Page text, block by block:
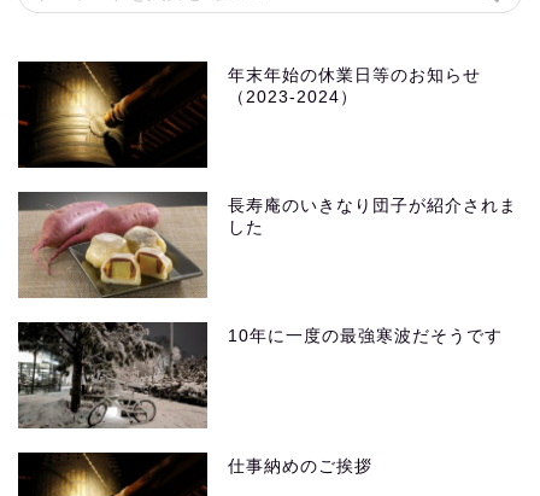
年末年始の休業日等のお知らせ
（2023-2024）
長寿庵のいきなり団子が紹介されま
した
10年に一度の最強寒波だそうです
仕事納めのご挨拶